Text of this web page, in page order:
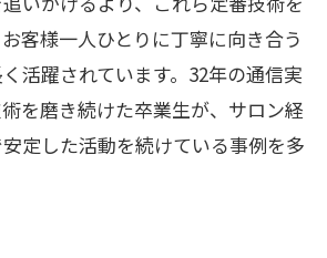
客様一人ひとりに丁寧に向き合う
活躍されています。32年の通信実
を磨き続けた卒業生が、サロン経
定した活動を続けている事例を多